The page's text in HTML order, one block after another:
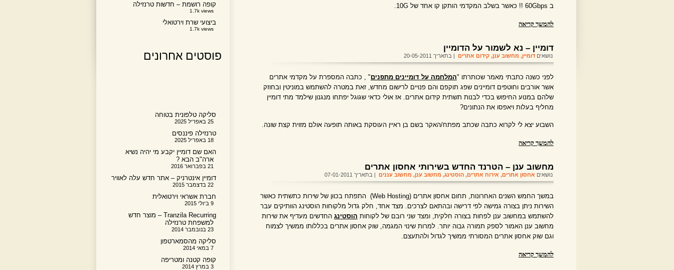
ב 60Gbps !! כאשר בשלב המקדמי הותקן קו אחד של 10G.
להמשך קריאה
דומיין – נא לשמור על הדומיין
נושאים דומיין, מחשוב ענן, קידום אתרים | בתאריך 20-05-2011
לפני כשנה כתבתי מאמר שכותרתו "המלחמה על דומיינים מתפנים" , כתבה המספרת על מקדמי אתרים
אשר אורבים וחוטפים דומיינים שפג תוקפם והם פנויים לרישום מחדש, זאת במטרה להשתמש במוניטין ובחוזק
שלהם במנוע החיפוש בכדי לבנות תשתית קידום אתרים. אז אולי כדאי שגוגל יפתחו מנגנון שילמד מתי דומיין
מחליף בעלות ויאפסו את הנתונים?
השבוע יצא לי לקרוא כתבה שכתב מפתח/האקר בשם בן ראיין העוסקת באותה תופעה אולם מזוית קצת שונה.
להמשך קריאה
מחשוב ענן – הטרנד החדש בשירותי אחסון אתרים
נושאים אחסון אתרים, אירוח אתרים, הוסטינג, מחשוב ענן, מחשוב עננים | בתאריך 07-01-2011
במשך החמש השנים האחרונות, תחום אחסון אתרים (Web Hosting) התפתח בכוון של שירות כתשתית כאשר
השירות ניתן בצורה גמישה לפי דרישה ובהתאם לצרכים. מצד אחד, חלק גדול מלקוחות הוסטינג הוותיקים עבר
להשתמש במחשוב ענן לפחות בצורה חלקית, ומצד שני רובם של לקוחות הוסטינג החדשים מעדיף את שירות
מחשוב ענן האמור לספק תמורה גבוה יותר. למרות שינוי המגמה, שוק אחסון אתרים בכללותו ממשיך לצמוח
וגם שוק אחסון אתרים המסורתי ממשיך לגדול ולהתעצם.
להמשך קריאה
קופה רושמת – חדשות טרנזילה
1.7k views
ביצועי שרת וירטואלי
1.7k views
פוסטים אחרונים
סליקה טלפונית בטוחה
25 באפריל 2025
טרנזילה פיננסים
18 באפריל 2025
האם שם דומיין יקבע מי יהיה נשיא
ארה"ב הבא ?
21 בפברואר 2016
דומיין אינטרניק – אתר חדש עלה לאוויר
22 בדצמבר 2015
חברת אשראי וירטואלית
9 ביולי 2015
Tranzila Recurring – מוצר חדש
למשפחת טרנזילה
23 בנובמבר 2014
סליקה מהסמארטפון
7 במאי 2014
קופה קטנה ומטריפה
3 במרץ 2014